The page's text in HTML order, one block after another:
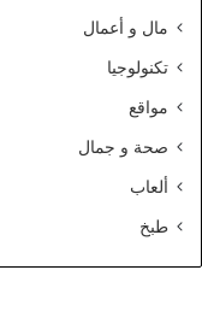
ا
م
و
د
مال و أعمال
تكنولوجيا
مواقع
صحة و جمال
ألعاب
طبخ